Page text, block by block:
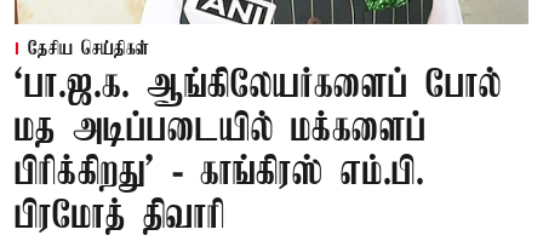
தேசிய செய்திகள்
‘பா.ஜ.க. ஆங்கிலேயர்களைப் போல்
மத அடிப்படையில் மக்களைப்
பிரிக்கிறது’ - காங்கிரஸ் எம்.பி.
பிரமோத் திவாரி